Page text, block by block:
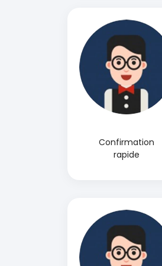
Confirmation
rapide